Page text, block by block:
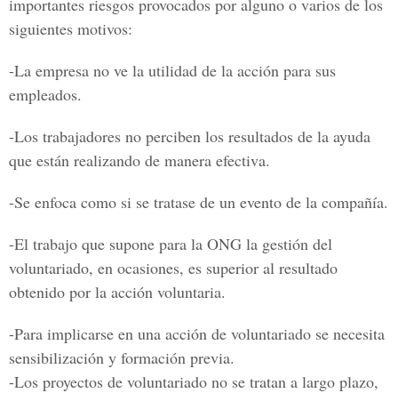
importantes riesgos provocados por alguno o varios de los
siguientes motivos:
-La empresa no ve la utilidad de la acción para sus
empleados.
-Los trabajadores no perciben los resultados de la ayuda
que están realizando de manera efectiva.
-Se enfoca como si se tratase de un evento de la compañía.
-El trabajo que supone para la ONG la gestión del
voluntariado, en ocasiones, es superior al resultado
obtenido por la acción voluntaria.
-Para implicarse en una acción de voluntariado se necesita
sensibilización y formación previa.
-Los proyectos de voluntariado no se tratan a largo plazo,